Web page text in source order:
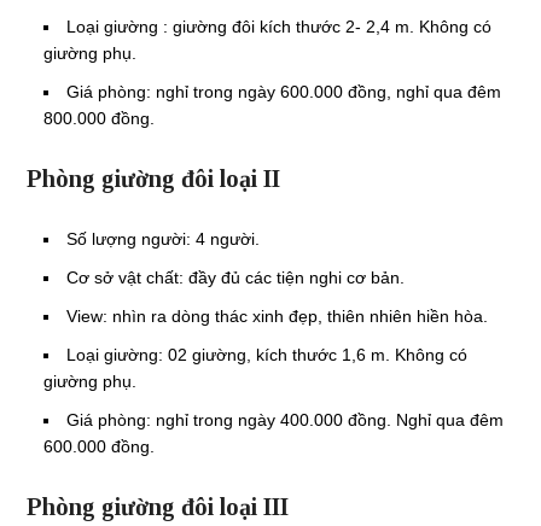
Loại giường : giường đôi kích thước 2- 2,4 m. Không có
giường phụ.
Giá phòng: nghỉ trong ngày 600.000 đồng, nghỉ qua đêm
800.000 đồng.
Phòng giường đôi loại II
Số lượng người: 4 người.
Cơ sở vật chất: đầy đủ các tiện nghi cơ bản.
View: nhìn ra dòng thác xinh đẹp, thiên nhiên hiền hòa.
Loại giường: 02 giường, kích thước 1,6 m. Không có
giường phụ.
Giá phòng: nghỉ trong ngày 400.000 đồng. Nghỉ qua đêm
600.000 đồng.
Phòng giường đôi loại III